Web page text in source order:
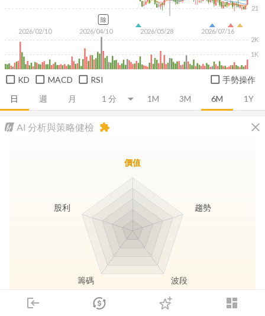
login dashboard
市場 登入
日 週 月 1M 3M 6M 1Y
2026/02/10 2026/04/10 2026/05/28 2026/07/16
21
1K
2K
除
KD MACD RSI 手勢操作
AI 分析與策略健檢 close
extension
趨勢動能 波段訊號
價值
趨勢
波段
籌碼
股利